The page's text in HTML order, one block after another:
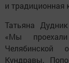
и традиционная
Татьяна
«Мы
Челябинской
Кундравы,